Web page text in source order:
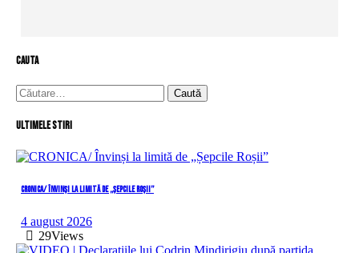
cauta
Caută
după:
Ultimele stiri
CRONICA/ Învinși la limită de „Șepcile Roșii”
4 august 2026
29Views